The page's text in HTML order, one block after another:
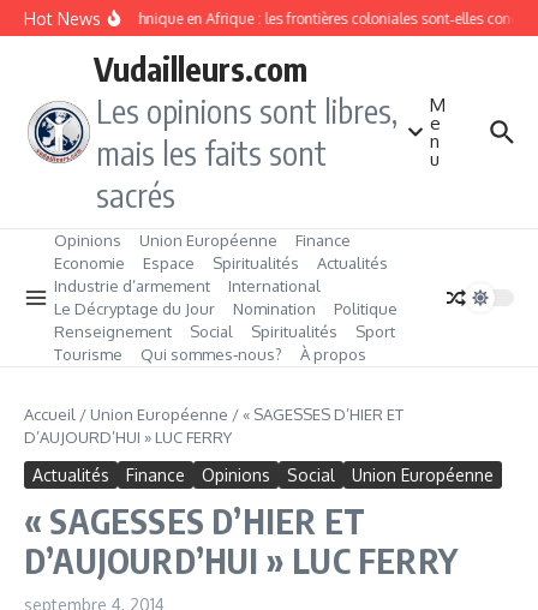
Aller au contenu
Hot NewsDivision ethnique en Afrique : les frontières coloniales sont‑elles
Vudailleurs.com
Les opinions sont libres,
mais les faits sont
sacrés
M
e
n
u
Opinions Union Européenne
Finance
Economie
Espace Spiritualités
Actualités
Industrie d’armement
International
Le Décryptage du Jour
Nomination
Politique
Renseignement
Social Spiritualités
Sport
Tourisme
Qui sommes‑nous? À propos
Accueil / Union Européenne /« SAGESSES D’HIER ET
D’AUJOURD’HUI » LUC FERRY
Actualités Finance Opinions Social Union Européenne
« SAGESSES D’HIER ET
D’AUJOURD’HUI » LUC FERRY
septembre 4, 2014